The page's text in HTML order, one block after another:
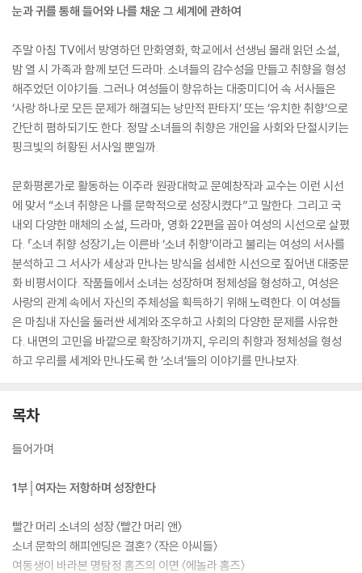
눈과 귀를 통해 들어와 나를 채운 그 세계에 관하여
주말 아침 TV에서 방영하던 만화영화, 학교에서 선생님 몰래 읽던 소설,
밤 열 시 가족과 함께 보던 드라마. 소녀들의 감수성을 만들고 취향을 형성
해주었던 이야기들. 그러나 여성들이 향유하는 대중미디어 속 서사들은
‘사랑 하나로 모든 문제가 해결되는 낭만적 판타지’ 또는 ‘유치한 취향’으로
간단히 폄하되기도 한다. 정말 소녀들의 취향은 개인을 사회와 단절시키는
핑크빛의 허황된 서사일 뿐일까.
문화평론가로 활동하는 이주라 원광대학교 문예창작과 교수는 이런 시선
에 맞서 “소녀 취향은 나를 문학적으로 성장시켰다”고 말한다. 그리고 국
내외 다양한 매체의 소설, 드라마, 영화 22편을 꼽아 여성의 시선으로 살폈
다. 『소녀 취향 성장기』는 이른바 ‘소녀 취향’이라고 불리는 여성의 서사를
분석하고 그 서사가 세상과 만나는 방식을 섬세한 시선으로 짚어낸 대중문
화 비평서이다. 작품들에서 소녀는 성장하며 정체성을 형성하고, 여성은
사랑의 관계 속에서 자신의 주체성을 획득하기 위해 노력한다. 이 여성들
은 마침내 자신을 둘러싼 세계와 조우하고 사회의 다양한 문제를 사유한
다. 내면의 고민을 바깥으로 확장하기까지, 우리의 취향과 정체성을 형성
하고 우리를 세계와 만나도록 한 ‘소녀’들의 이야기를 만나보자.
목차
들어가며
1부│여자는 저항하며 성장한다
빨간 머리 소녀의 성장 〈빨간 머리 앤〉
소녀 문학의 해피엔딩은 결혼? 〈작은 아씨들〉
여동생이 바라본 명탐정 홈즈의 이면 〈에놀라 홈즈〉